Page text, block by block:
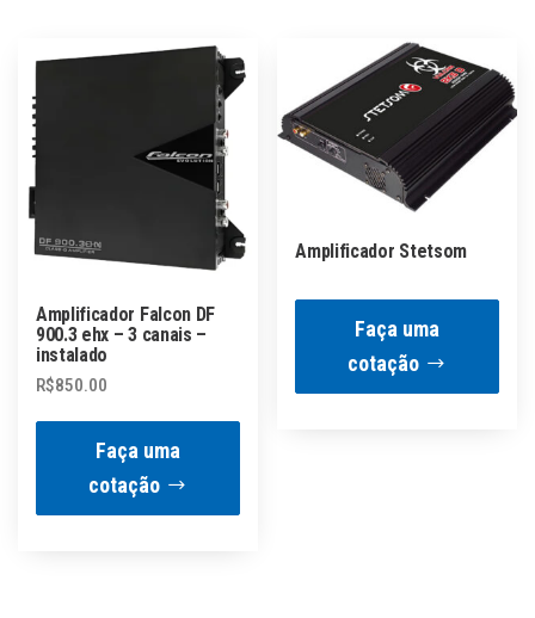
Amplificador Falcon DF
900.3 ehx – 3 canais –
instalado
R$850.00
Faça uma
cotação
Amplificador Stetsom
Faça uma
cotação